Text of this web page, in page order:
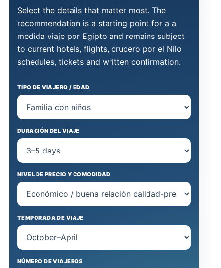
Select the details that matter most. The
recommendation is a starting point for a a
medida viaje por Egipto and remains subject
to current hotels, flights, crucero por el Nilo
schedules, tickets and written confirmation.
TIPO DE VIAJERO / EDAD
DURACIÓN DEL VIAJE
NIVEL DE PRECIO Y COMODIDAD
TEMPORADA DE VIAJE
NÚMERO DE VIAJEROS